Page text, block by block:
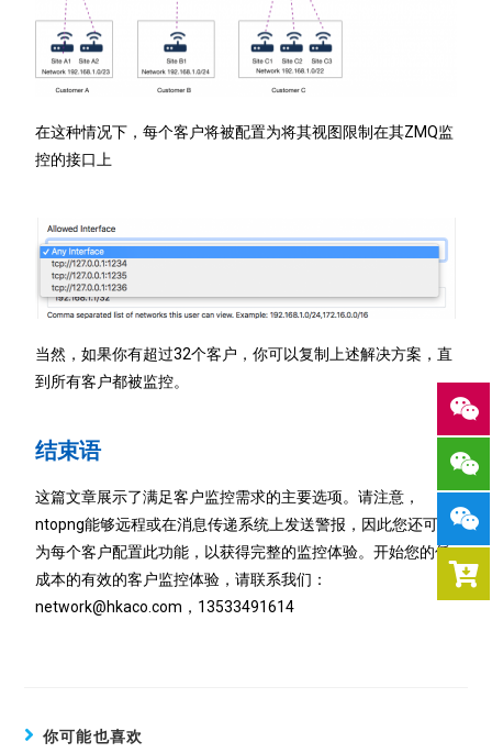
在这种情况下，每个客户将被配置为将其视图限制在其ZMQ监
控的接口上
当然，如果你有超过32个客户，你可以复制上述解决方案，直
到所有客户都被监控。
结束语
这篇文章展示了满足客户监控需求的主要选项。请注意，
ntopng能够远程或在消息传递系统上发送警报，因此您还可以
为每个客户配置此功能，以获得完整的监控体验。开始您的低
成本的有效的客户监控体验，请联系我们：
network@hkaco.com，13533491614
你可能也喜欢